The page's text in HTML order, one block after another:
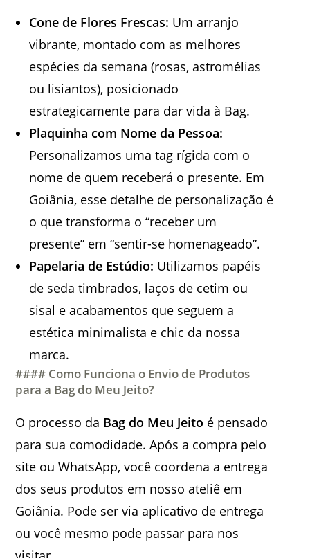
Cone de Flores Frescas: Um arranjo
vibrante, montado com as melhores
espécies da semana (rosas, astromélias
ou lisiantos), posicionado
estrategicamente para dar vida à Bag.
Plaquinha com Nome da Pessoa:
Personalizamos uma tag rígida com o
nome de quem receberá o presente. Em
Goiânia, esse detalhe de personalização é
o que transforma o “receber um
presente” em “sentir-se homenageado”.
Papelaria de Estúdio: Utilizamos papéis
de seda timbrados, laços de cetim ou
sisal e acabamentos que seguem a
estética minimalista e chic da nossa
marca.
#### Como Funciona o Envio de Produtos
para a Bag do Meu Jeito?
O processo da Bag do Meu Jeito é pensado
para sua comodidade. Após a compra pelo
site ou WhatsApp, você coordena a entrega
dos seus produtos em nosso ateliê em
Goiânia. Pode ser via aplicativo de entrega
ou você mesmo pode passar para nos